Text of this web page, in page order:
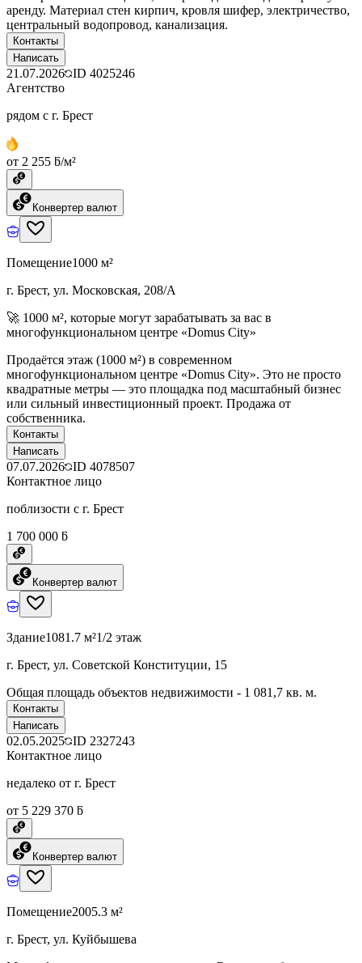
аренду. Материал стен кирпич, кровля шифер, электричество,
центральный водопровод, канализация.
Контакты
Написать
21.07.2026 ID 4025246
Агентство
рядом с г. Брест
от 2 255 ƃ/м²
Конвертер валют
Помещение1000 м²
г. Брест, ул. Московская, 208/А
🚀 1000 м², которые могут зарабатывать за вас в
многофункциональном центре «Domus City»
Продаётся этаж (1000 м²) в современном
многофункциональном центре «Domus City». Это не просто
квадратные метры — это площадка под масштабный бизнес
или сильный инвестиционный проект. Продажа от
собственника.
Контакты
Написать
07.07.2026 ID 4078507
Контактное лицо
поблизости с г. Брест
1 700 000 ƃ
Конвертер валют
Здание1081.7 м²1/2 этаж
г. Брест, ул. Советской Конституции, 15
Общая площадь объектов недвижимости - 1 081,7 кв. м.
Контакты
Написать
02.05.2025 ID 2327243
Контактное лицо
недалеко от г. Брест
от 5 229 370 ƃ
Конвертер валют
Помещение2005.3 м²
г. Брест, ул. Куйбышева